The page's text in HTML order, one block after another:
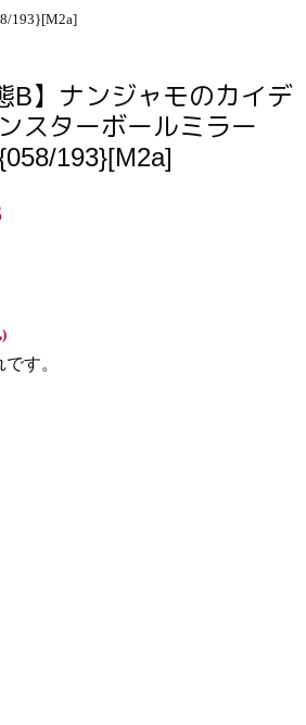
193}[M2a]
B】ナンジャモのカイデ
スターボールミラー
{058/193}[M2a]
す。